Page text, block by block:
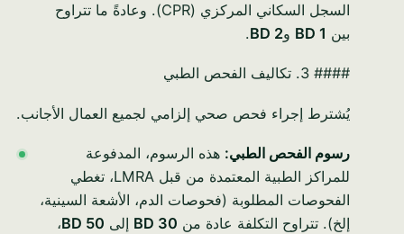
السجل السكاني المركزي (CPR). وعادةً ما تتراوح
بين BD 1 وBD 2
.
#### 3. تكاليف الفحص الطبي
يُشترط إجراء فحص صحي إلزامي لجميع العمال الأجانب.
رسوم الفحص الطبي: هذه الرسوم، المدفوعة
للمراكز الطبية المعتمدة من قبل LMRA، تغطي
الفحوصات المطلوبة (فحوصات الدم، الأشعة السينية،
إلخ). تتراوح التكلفة عادة من BD 30 إلى BD 50،